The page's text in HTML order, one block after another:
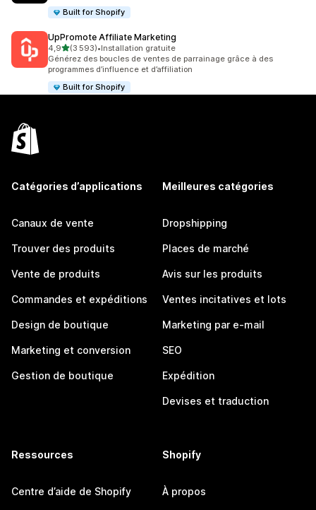
Built for Shopify
UpPromote Affiliate Marketing
4,9étoile(s) sur 5
(3 593)
3593 avis au total
•Installation gratuite
Générez des boucles de ventes de parrainage grâce à des
programmes d’influence et d’affiliation
Built for Shopify
Catégories d’applications
Canaux de vente
Trouver des produits
Vente de produits
Commandes et expéditions
Design de boutique
Marketing et conversion
Gestion de boutique
Meilleures catégories
Dropshipping
Places de marché
Avis sur les produits
Ventes incitatives et lots
Marketing par e-mail
SEO
Expédition
Devises et traduction
Ressources
Centre d’aide de Shopify
Shopify
À propos